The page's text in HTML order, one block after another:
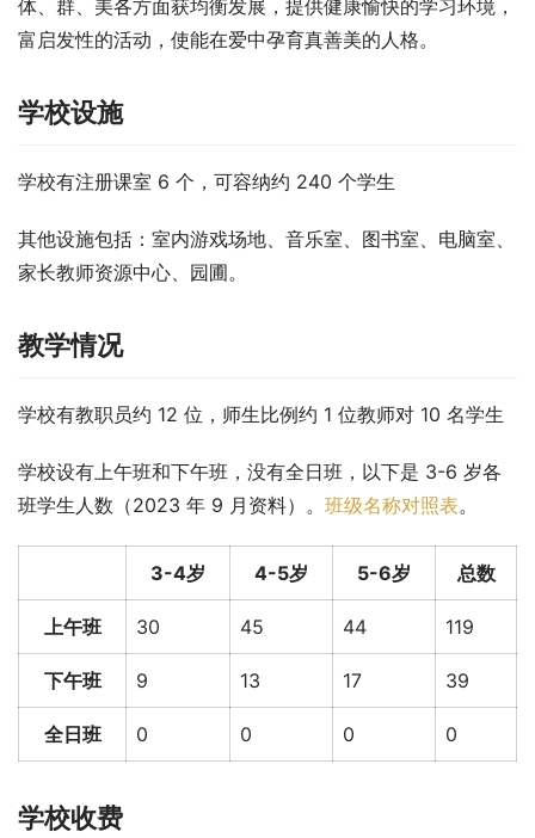
体、群、美各方面获均衡发展，提供健康愉快的学习环境，
富启发性的活动，使能在爱中孕育真善美的人格。
学校设施
学校有注册课室 6 个，可容纳约 240 个学生
其他设施包括：室内游戏场地、音乐室、图书室、电脑室、
家长教师资源中心、园圃。
教学情况
学校有教职员约 12 位，师生比例约 1 位教师对 10 名学生
学校设有上午班和下午班，没有全日班，以下是 3-6 岁各
班学生人数（2023 年 9 月资料）。 班级名称对照表。
3-4岁 4-5岁 5-6岁 总数
上午班 30 45 44 119
下午班 9 13 17 39
全日班 0 0 0 0
学校收费